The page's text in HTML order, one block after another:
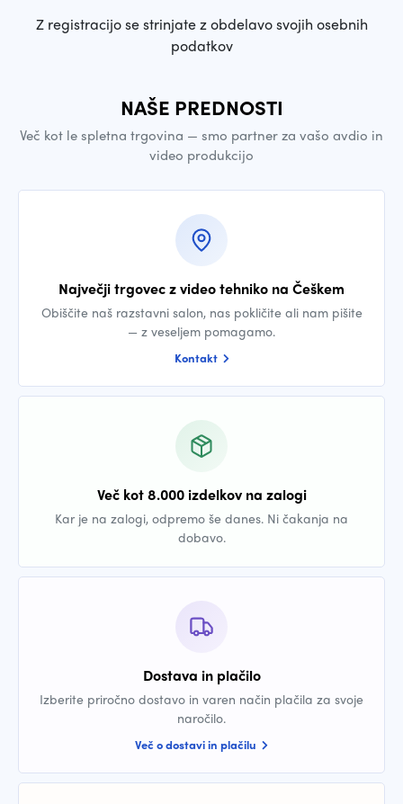
Z registracijo se strinjate z obdelavo svojih osebnih
podatkov
NAŠE PREDNOSTI
Več kot le spletna trgovina — smo partner za vašo avdio in
video produkcijo
Največji trgovec z video tehniko na Češkem
Obiščite naš razstavni salon, nas pokličite ali nam pišite
— z veseljem pomagamo.
Kontakt
Več kot 8.000 izdelkov na zalogi
Kar je na zalogi, odpremo še danes. Ni čakanja na
dobavo.
Dostava in plačilo
Izberite priročno dostavo in varen način plačila za svoje
naročilo.
Več o dostavi in plačilu